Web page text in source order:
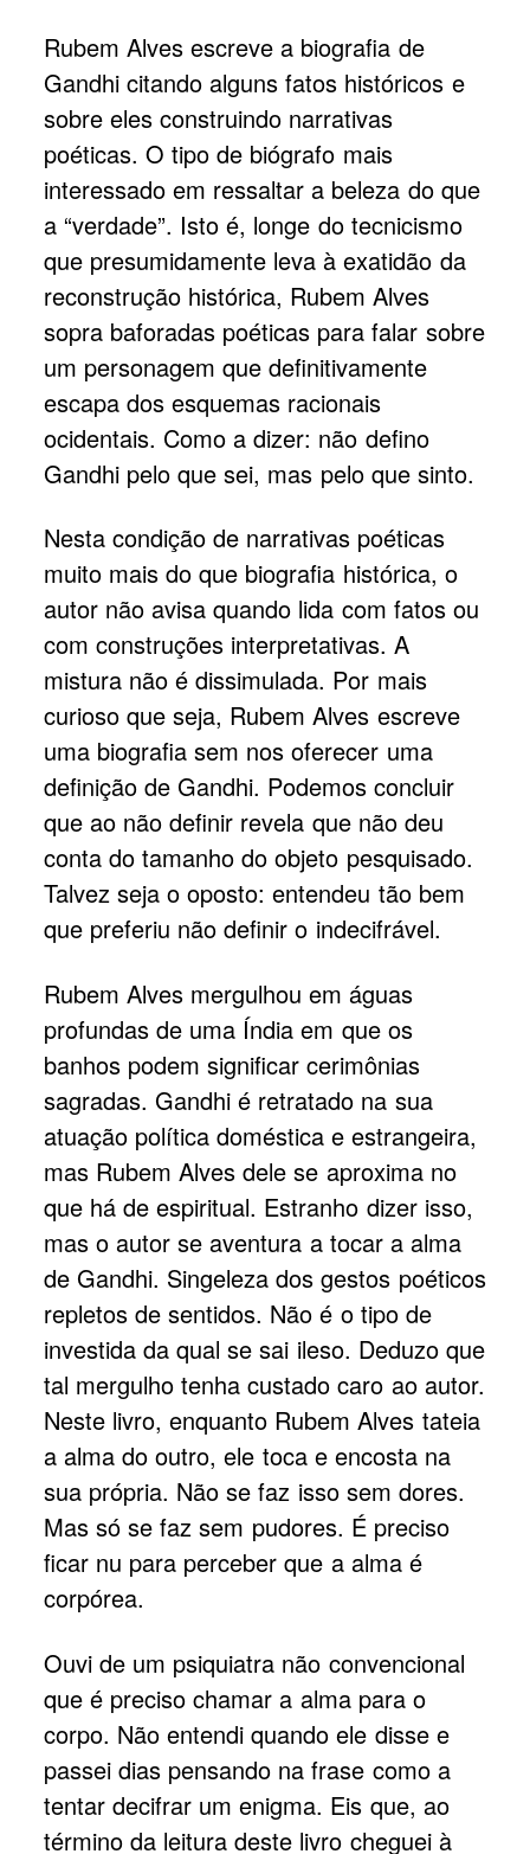
Rubem Alves escreve a biografia de
Gandhi citando alguns fatos históricos e
sobre eles construindo narrativas
poéticas. O tipo de biógrafo mais
interessado em ressaltar a beleza do que
a “verdade”. Isto é, longe do tecnicismo
que presumidamente leva à exatidão da
reconstrução histórica, Rubem Alves
sopra baforadas poéticas para falar sobre
um personagem que definitivamente
escapa dos esquemas racionais
ocidentais. Como a dizer: não defino
Gandhi pelo que sei, mas pelo que sinto.
Nesta condição de narrativas poéticas
muito mais do que biografia histórica, o
autor não avisa quando lida com fatos ou
com construções interpretativas. A
mistura não é dissimulada. Por mais
curioso que seja, Rubem Alves escreve
uma biografia sem nos oferecer uma
definição de Gandhi. Podemos concluir
que ao não definir revela que não deu
conta do tamanho do objeto pesquisado.
Talvez seja o oposto: entendeu tão bem
que preferiu não definir o indecifrável.
Rubem Alves mergulhou em águas
profundas de uma Índia em que os
banhos podem significar cerimônias
sagradas. Gandhi é retratado na sua
atuação política doméstica e estrangeira,
mas Rubem Alves dele se aproxima no
que há de espiritual. Estranho dizer isso,
mas o autor se aventura a tocar a alma
de Gandhi. Singeleza dos gestos poéticos
repletos de sentidos. Não é o tipo de
investida da qual se sai ileso. Deduzo que
tal mergulho tenha custado caro ao autor.
Neste livro, enquanto Rubem Alves tateia
a alma do outro, ele toca e encosta na
sua própria. Não se faz isso sem dores.
Mas só se faz sem pudores. É preciso
ficar nu para perceber que a alma é
corpórea.
Ouvi de um psiquiatra não convencional
que é preciso chamar a alma para o
corpo. Não entendi quando ele disse e
passei dias pensando na frase como a
tentar decifrar um enigma. Eis que, ao
término da leitura deste livro cheguei à